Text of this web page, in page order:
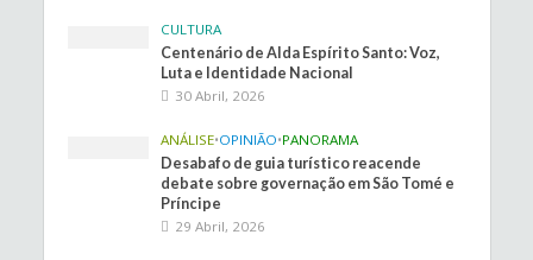
CULTURA
Centenário de Alda Espírito Santo: Voz,
Luta e Identidade Nacional
30 Abril, 2026
ANÁLISE•OPINIÃO•PANORAMA
Desabafo de guia turístico reacende
debate sobre governação em São Tomé e
Príncipe
29 Abril, 2026